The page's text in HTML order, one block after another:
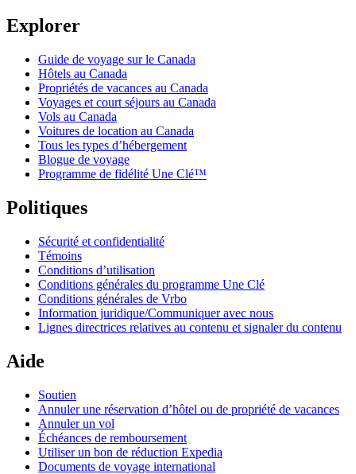
Explorer
Guide de voyage sur le Canada
Hôtels au Canada
Propriétés de vacances au Canada
Voyages et court séjours au Canada
Vols au Canada
Voitures de location au Canada
Tous les types d’hébergement
Blogue de voyage
Programme de fidélité Une Clé™
Politiques
Sécurité et confidentialité
Témoins
Conditions d’utilisation
Conditions générales du programme Une Clé
Conditions générales de Vrbo
Information juridique/Communiquer avec nous
Lignes directrices relatives au contenu et signaler du contenu
Aide
Soutien
Annuler une réservation d’hôtel ou de propriété de vacances
Annuler un vol
Échéances de remboursement
Utiliser un bon de réduction Expedia
Documents de voyage international